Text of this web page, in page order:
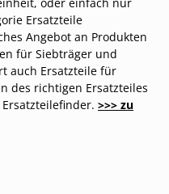
Ersatzteile
Angebot an Produkten
für Siebträger und
auch Ersatzteile für
des richtigen Ersatzteiles
>>> zu